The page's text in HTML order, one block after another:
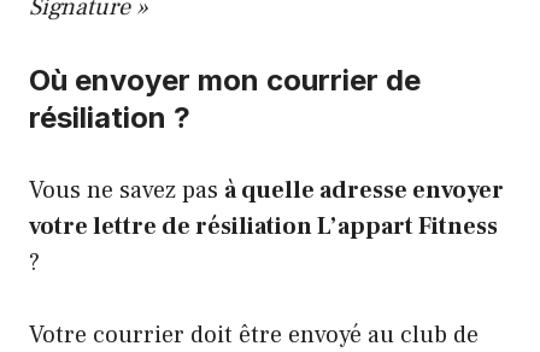
Signature »
Où envoyer mon courrier de
résiliation ?
Vous ne savez pas à quelle adresse envoyer
votre lettre de résiliation L’appart Fitness
?
Votre courrier doit être envoyé au club de